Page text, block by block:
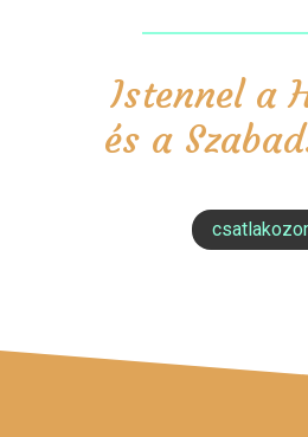
Istennel a
és a